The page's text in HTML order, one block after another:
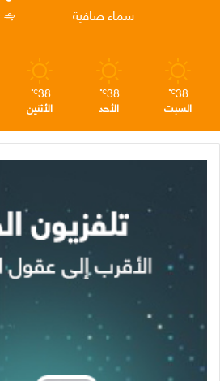
سماء صافية
38
℃
السبت
38
℃
الأحد
38
℃
الأثنين